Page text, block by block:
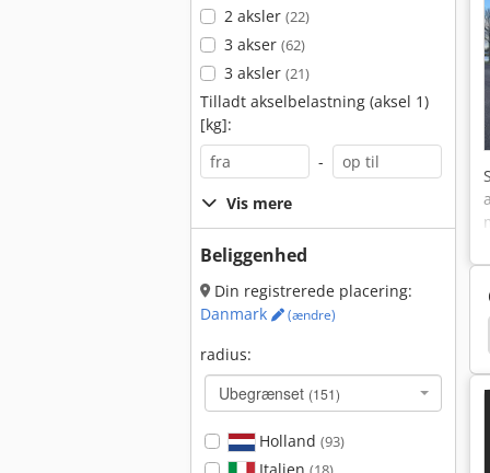
2 aksler (22)
3 akser (62)
3 aksler (21)
Tilladt akselbelastning (aksel 1)
[kg]:
-
Vis mere
Beliggenhed
Din registrerede placering:
Danmark
(ændre)
radius:
Ubegrænset (151)
Holland (93)